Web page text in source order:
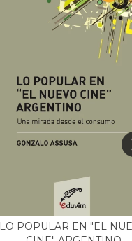
LO POPULAR EN "EL